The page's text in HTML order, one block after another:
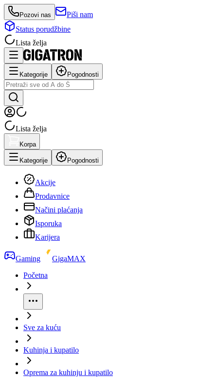
Pozovi nas
Piši nam
Status porudžbine
Lista želja
Kategorije Pogodnosti
Lista želja
Korpa
Kategorije Pogodnosti
Akcije
Prodavnice
Načini plaćanja
Isporuka
Karijera
Gaming
GigaMAX
Početna
Sve za kuću
Kuhinja i kupatilo
Oprema za kuhinju i kupatilo